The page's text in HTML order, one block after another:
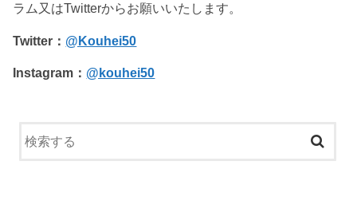
ラム又はTwitterからお願いいたします。
Twitter： @Kouhei50
Instagram： @kouhei50